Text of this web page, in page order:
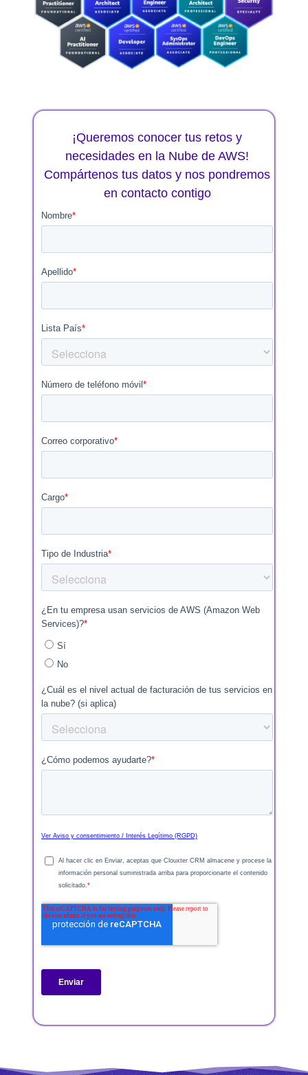
¡Queremos conocer tus retos y
necesidades en la Nube de AWS!
Compártenos tus datos y nos pondremos
en contacto contigo